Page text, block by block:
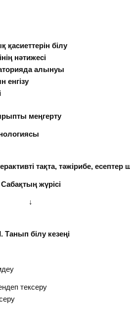
қасиеттерін білу
нәтижесі
алынуы
енгізу
меңгерту
тақта, тәжірибе, есептер
кезеңі
тексеру